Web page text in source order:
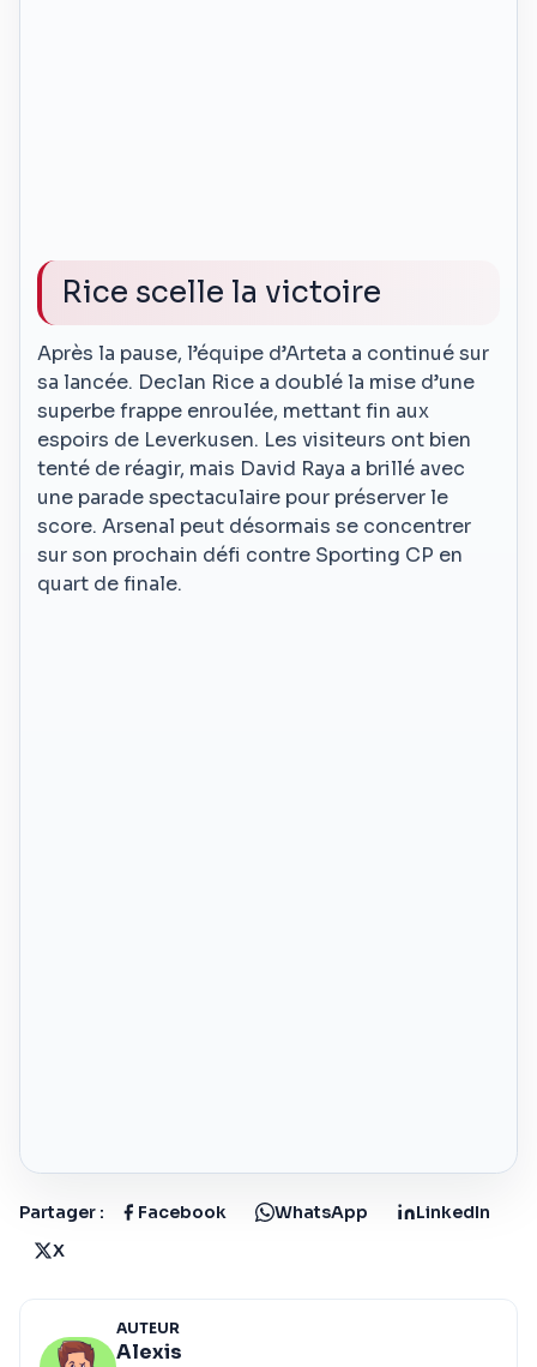
Rice scelle la victoire
Après la pause, l’équipe d’Arteta a continué sur
sa lancée. Declan Rice a doublé la mise d’une
superbe frappe enroulée, mettant fin aux
espoirs de Leverkusen. Les visiteurs ont bien
tenté de réagir, mais David Raya a brillé avec
une parade spectaculaire pour préserver le
score. Arsenal peut désormais se concentrer
sur son prochain défi contre Sporting CP en
quart de finale.
Partager : Facebook WhatsApp
LinkedIn
X
AUTEUR
Alexis